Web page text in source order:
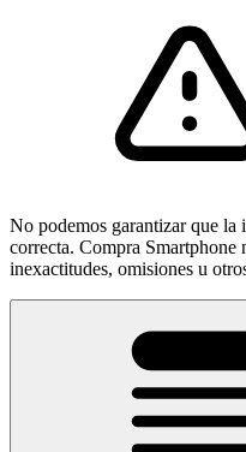
No podemos garantizar que la
correcta. Compra Smartphone
inexactitudes, omisiones u